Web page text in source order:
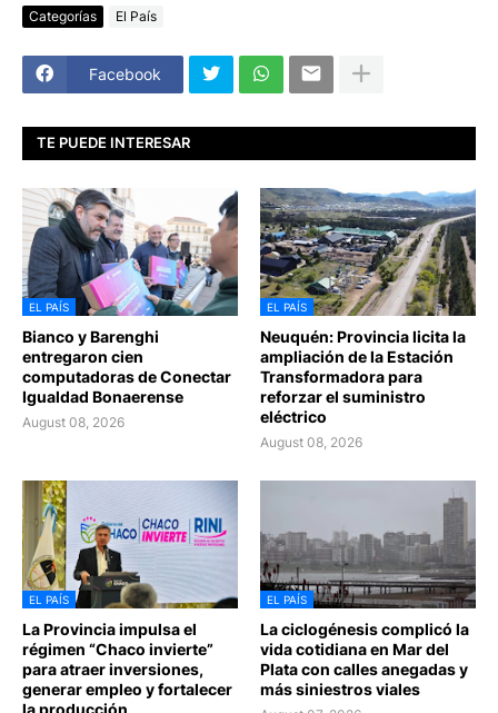
Categorías El País
Facebook
TE PUEDE INTERESAR
EL PAÍS
Bianco y Barenghi
entregaron cien
computadoras de Conectar
Igualdad Bonaerense
August 08, 2026
EL PAÍS
Neuquén: Provincia licita la
ampliación de la Estación
Transformadora para
reforzar el suministro
eléctrico
August 08, 2026
EL PAÍS
La Provincia impulsa el
régimen “Chaco invierte”
para atraer inversiones,
generar empleo y fortalecer
la producción
EL PAÍS
La ciclogénesis complicó la
vida cotidiana en Mar del
Plata con calles anegadas y
más siniestros viales